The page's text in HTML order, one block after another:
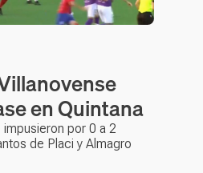
en Quintana
por 0 a 2
de Placi y Almagro